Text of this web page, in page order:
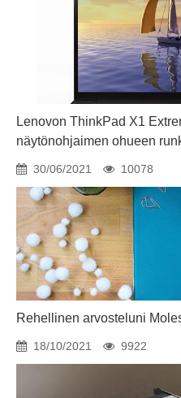
Lenovon ThinkPad X1
näytönohjaimen ohueen
30/06/2021 10078
Rehellinen arvosteluni
18/10/2021 9922